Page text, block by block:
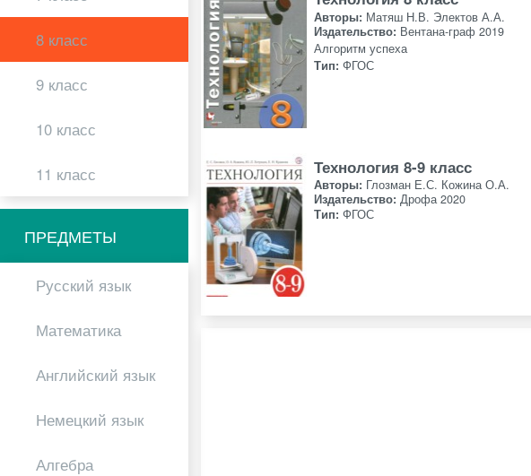
8 класс
9 класс
10 класс
11 класс
ПРЕДМЕТЫ
Русский язык
Математика
Английский язык
Немецкий язык
Алгебра
Авторы: Матяш Н.В. Электов А.А.
Издательство: Вентана-граф 2019
Алгоритм успеха
Тип: ФГОС
Технология 8-9 класс
Авторы: Глозман Е.С. Кожина О.А.
Издательство: Дрофа 2020
Тип: ФГОС